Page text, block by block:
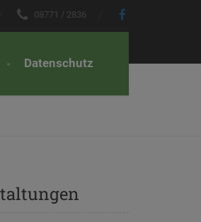
08771 / 2836
Datenschutz